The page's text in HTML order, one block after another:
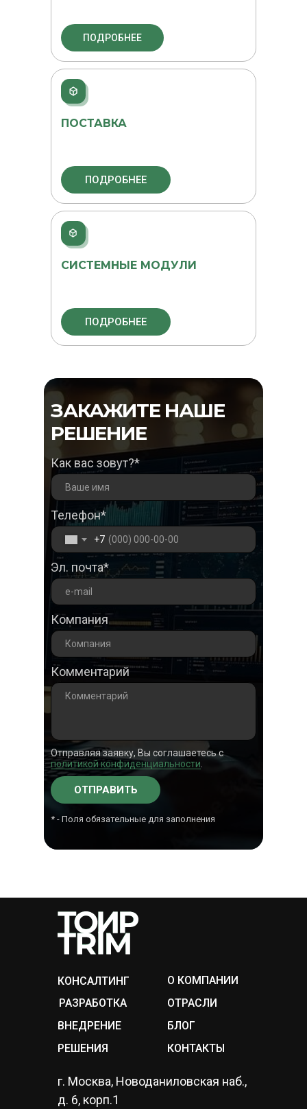
ПОДРОБНЕЕ
СИСТЕМНЫЕ МОДУЛИ
ПОДРОБНЕЕ
ПОСТАВКА
ПОДРОБНЕЕ
ЗАКАЖИТЕ НАШЕ
РЕШЕНИЕ
Как вас зовут?*
Телефон*
+7
Эл. почта*
Компания
Комментарий
Отправляя заявку, Вы соглашаетесь с
политикой конфиденциальности.
ОТПРАВИТЬ
* - Поля обязательные для заполнения
КОНТАКТЫ
БЛОГ
ОТРАСЛИ
О КОМПАНИИ
РАЗРАБОТКА
ВНЕДРЕНИЕ
РЕШЕНИЯ
КОНСАЛТИНГ
г. Москва, Новоданиловская наб.,
д. 6, корп.1